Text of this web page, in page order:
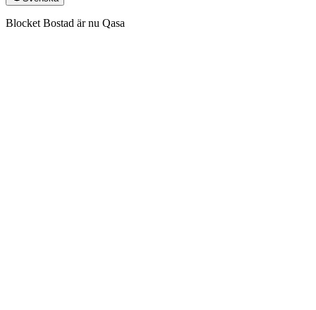
Blocket Bostad är nu Qasa